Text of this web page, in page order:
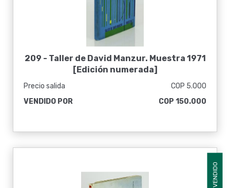
209 - Taller de David Manzur. Muestra 1971
[Edición numerada]
Precio salida
COP 5.000
VENDIDO POR
COP 150.000
VENDIDO